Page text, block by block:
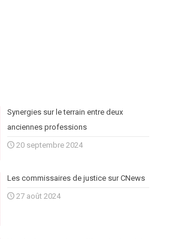
Synergies sur le terrain entre deux
anciennes professions
20 septembre 2024
Les commissaires de justice sur CNews
27 août 2024